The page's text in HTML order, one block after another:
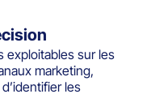
exploitables sur les
marketing,
les